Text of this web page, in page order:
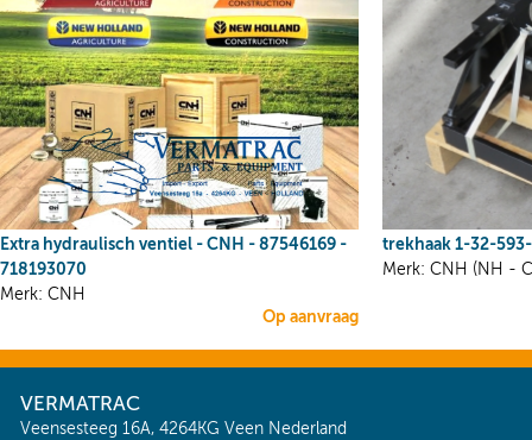
Extra hydraulisch ventiel - CNH - 87546169 -
718193070
Merk: CNH
Op aanvraag
trekhaak 1-32-
Merk: CNH (NH -
VERMATRAC
Veensesteeg 16A, 4264KG Veen Nederland